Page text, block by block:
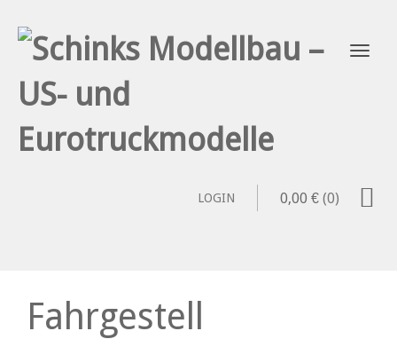
0,00 € (0)
LOGIN
Fahrgestell